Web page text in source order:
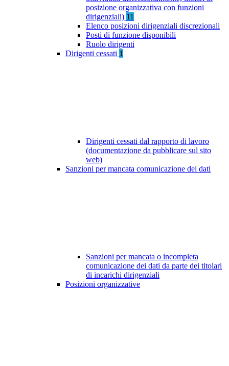
posizione organizzativa con funzioni
dirigenziali) 11
Elenco posizioni dirigenziali discrezionali
Posti di funzione disponibili
Ruolo dirigenti
Dirigenti cessati 1
Dirigenti cessati dal rapporto di lavoro
(documentazione da pubblicare sul sito
web)
Sanzioni per mancata comunicazione dei dati
Sanzioni per mancata o incompleta
comunicazione dei dati da parte dei titolari
di incarichi dirigenziali
Posizioni organizzative